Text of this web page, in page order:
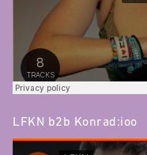
LFKN b2b Konrad:ioo